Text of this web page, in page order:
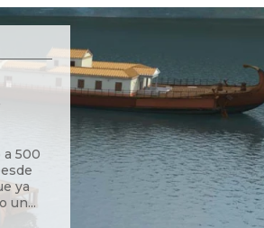
a 500
ya
un...